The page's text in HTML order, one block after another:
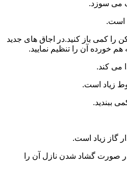
است.
کمی باز کنید.در اجاق های جدید
هم خورده آن را تنظیم نمایید.
زیاد است.
ببندید.
گاز زیاد است.
صورت گشاد شدن نازل آن را